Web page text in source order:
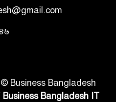
Business Bangladesh
Business Bangladesh IT